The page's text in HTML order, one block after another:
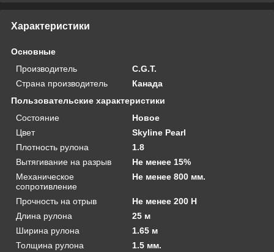
Характеристики
Основные
Производитель
C.G.T.
Страна производитель
Канада
Пользовательские характеристики
Состояние
Новое
Цвет
Skyline Pearl
Плотность рулона
1.8
Вытягивание на разрыв
Не менее 15%
Механическое
сопротивление
Не менее 800 мм.
Прочность на отрыв
Не менее 200 Н
Длина рулона
25 м
Ширина рулона
1.65 м
Толщина рулона
1.5 мм.